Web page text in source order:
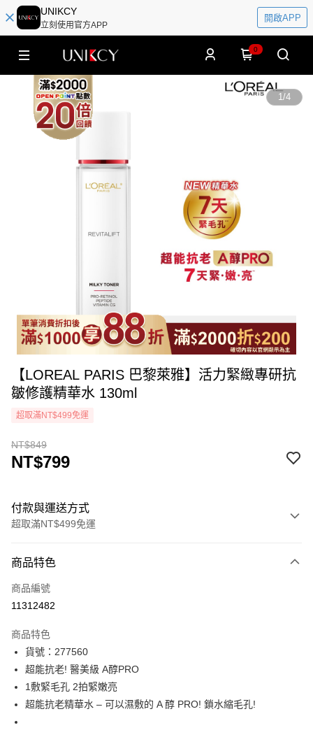
UNIKCY
立刻使用官方APP
開啟APP
0
1/4
【LOREAL PARIS 巴黎萊雅】活力緊緻專研抗
皺修護精華水 130ml
超取滿NT$499免運
NT$849
NT$799
付款與運送方式
超取滿NT$499免運
icash Pay
信用卡一次付款
LINE Pay
Apple Pay
街口支付
悠遊付
商品特色
商品編號
11312482
商品特色
貨號：277560
超能抗老! 醫美級 A醇PRO
1敷緊毛孔 2拍緊嫩亮
超能抗老精華水 – 可以濕敷的 A 醇 PRO! 鎖水縮毛孔!